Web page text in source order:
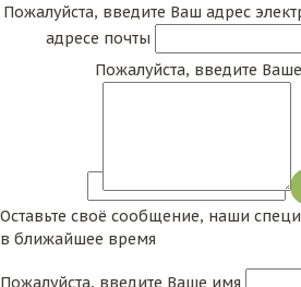
Пожалуйста, введите Ваш адрес
адресе почты
Пожалуйста, введите
Оставьте своё сообщение, наши
в ближайшее время
Пожалуйста, введите Ваше имя